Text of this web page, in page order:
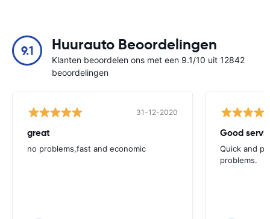
9.1 Huurauto Beoordelingen
Klanten beoordelen ons met een 9.1/10 uit 12842
beoordelingen
31-12-2020
great
no problems,fast and economic
Good
Quick and
problems.